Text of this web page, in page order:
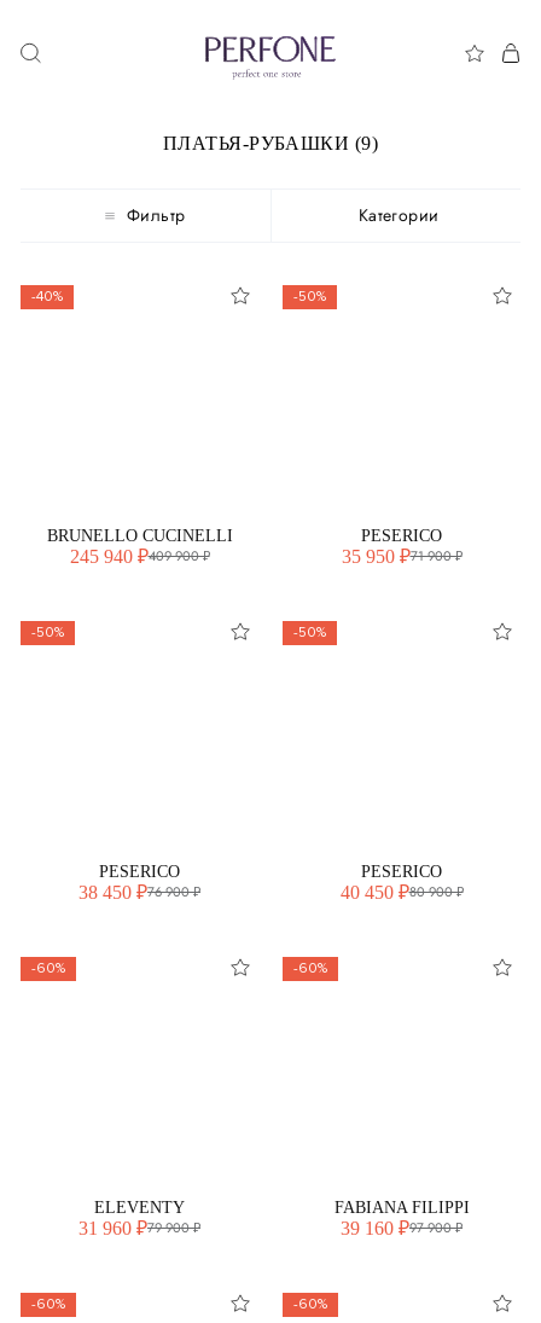
ПЛАТЬЯ-РУБАШКИ (9)
Фильтр Категории
-40%
BRUNELLO CUCINELLI
245 940 ₽409 900 ₽
-50%
PESERICO
35 950 ₽71 900 ₽
-50%
PESERICO
38 450 ₽76 900 ₽
-50%
PESERICO
40 450 ₽80 900 ₽
-60%
ELEVENTY
31 960 ₽79 900 ₽
-60%
FABIANA FILIPPI
39 160 ₽97 900 ₽
-60% -60%